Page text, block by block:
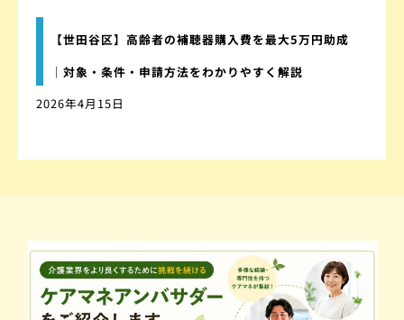
【世田谷区】高齢者の補聴器購入費を最大5万円助成
｜対象・条件・申請方法をわかりやすく解説
2026年4月15日